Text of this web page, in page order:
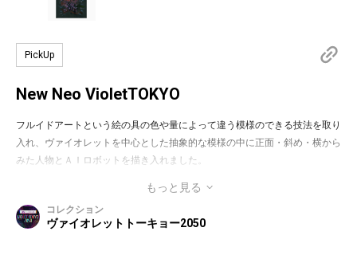
PickUp
New Neo VioletTOKYO
フルイドアートという絵の具の色や量によって違う模様のできる技法を取り
入れ、ヴァイオレットを中心とした抽象的な模様の中に正面・斜め・横から
みた人物とＡＩロボットを描き入れました。
2050年にはＡＩロボット のような存在と人間が融合していたり、ＡＩ が日
常に取り込まれているような、今までの現実を超えたさらにさらに新しい世
界が広がっていることをイメージしました。
もっと見る
コレクション
ヴァイオレットトーキョー2050